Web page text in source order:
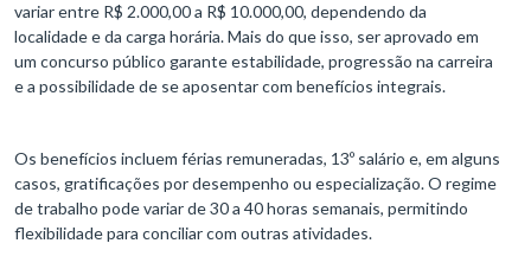
variar entre R$ 2.000,00 a R$ 10.000,00, dependendo da
localidade e da carga horária. Mais do que isso, ser aprovado em
um concurso público garante estabilidade, progressão na carreira
e a possibilidade de se aposentar com benefícios integrais.
Os benefícios incluem férias remuneradas, 13º salário e, em alguns
casos, gratificações por desempenho ou especialização. O regime
de trabalho pode variar de 30 a 40 horas semanais, permitindo
flexibilidade para conciliar com outras atividades.